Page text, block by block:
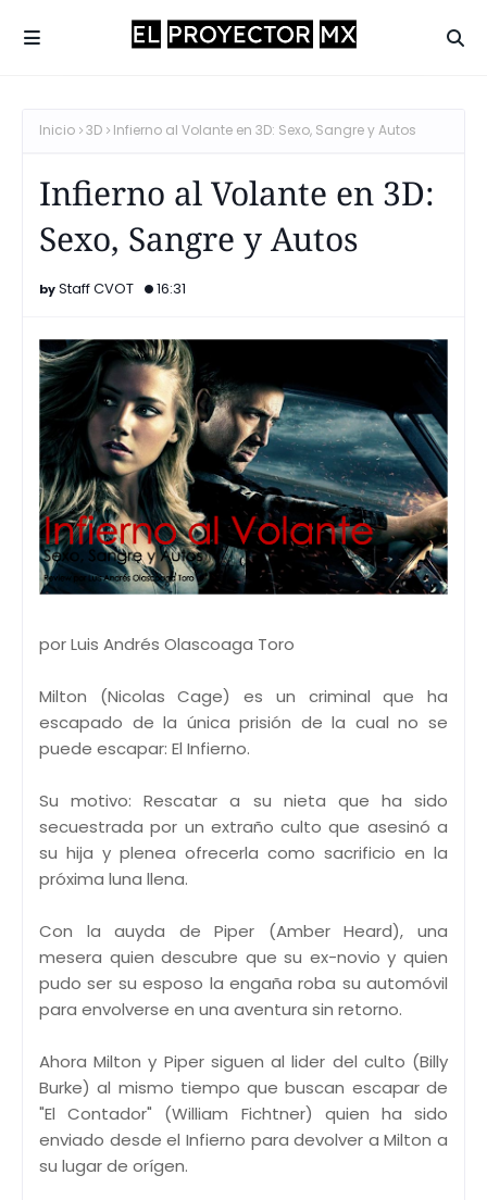
Inicio 3D Infierno al Volante en 3D: Sexo, Sangre y Autos
Infierno al Volante en 3D:
Sexo, Sangre y Autos
Staff CVOT 16:31
por Luis Andrés Olascoaga Toro
Milton (Nicolas Cage) es un criminal que ha
escapado de la única prisión de la cual no se
puede escapar: El Infierno.
Su motivo: Rescatar a su nieta que ha sido
secuestrada por un extraño culto que asesinó a
su hija y plenea ofrecerla como sacrificio en la
próxima luna llena.
Con la auyda de Piper (Amber Heard), una
mesera quien descubre que su ex-novio y quien
pudo ser su esposo la engaña roba su automóvil
para envolverse en una aventura sin retorno.
Ahora Milton y Piper siguen al lider del culto (Billy
Burke) al mismo tiempo que buscan escapar de
"El Contador" (William Fichtner) quien ha sido
enviado desde el Infierno para devolver a Milton a
su lugar de orígen.